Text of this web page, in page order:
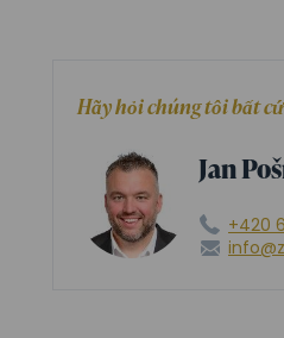
Hãy hỏi chúng tôi bất
Jan
+420